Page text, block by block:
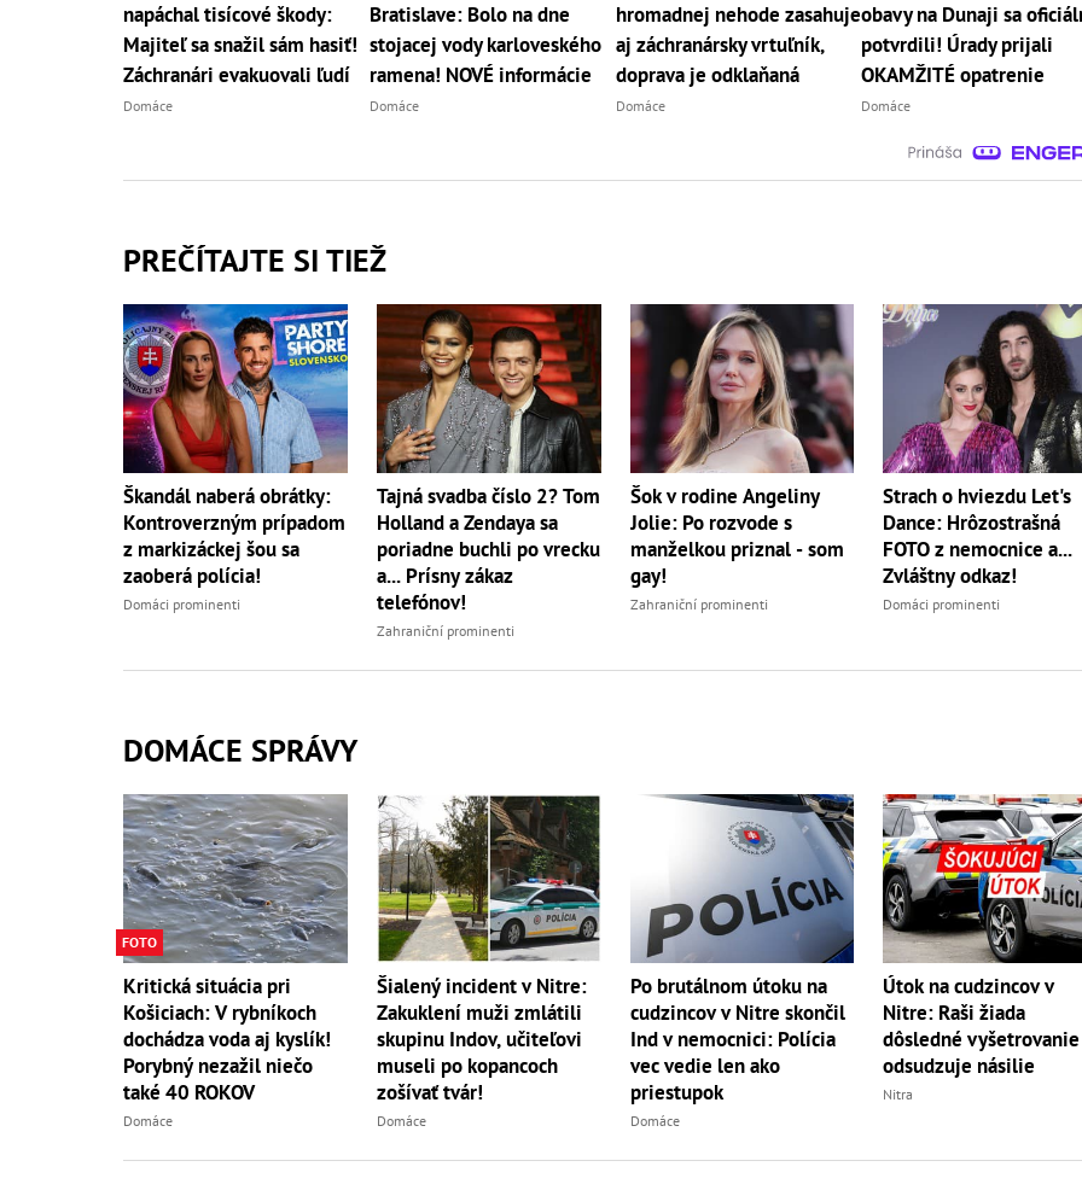
napáchal tisícové škody:
Majiteľ sa snažil sám hasiť!
Záchranári evakuovali ľudí
Domáce
Bratislave: Bolo na dne
stojacej vody karloveského
ramena! NOVÉ informácie
Domáce
hromadnej nehode zasahuje
aj záchranársky vrtuľník,
doprava je odklaňaná
Domáce
obavy na Dunaji sa
potvrdili! Úrady prijali
OKAMŽITÉ opatrenie
Domáce
PREČÍTAJTE SI TIEŽ
Škandál naberá obrátky:
Kontroverzným prípadom
z markizáckej šou sa
zaoberá polícia!
Domáci prominenti
Tajná svadba číslo 2? Tom
Holland a Zendaya sa
poriadne buchli po vrecku
a... Prísny zákaz
telefónov!
Zahraniční prominenti
Šok v rodine Angeliny
Jolie: Po rozvode s
manželkou priznal - som
gay!
Zahraniční prominenti
Strach o hviezdu Let's
Dance: Hrôzostrašná
FOTO z nemocnice a...
Zvláštny odkaz!
Domáci prominenti
DOMÁCE SPRÁVY
FOTO
Kritická situácia pri
Košiciach: V rybníkoch
dochádza voda aj kyslík!
Porybný nezažil niečo
také 40 ROKOV
Domáce
Šialený incident v Nitre:
Zakuklení muži zmlátili
skupinu Indov, učiteľovi
museli po kopancoch
zošívať tvár!
Domáce
Po brutálnom útoku na
cudzincov v Nitre skončil
Ind v nemocnici: Polícia
vec vedie len ako
priestupok
Domáce
Útok na cudzincov v
Nitre: Raši žiada
dôsledné
odsudzuje násilie
Nitra